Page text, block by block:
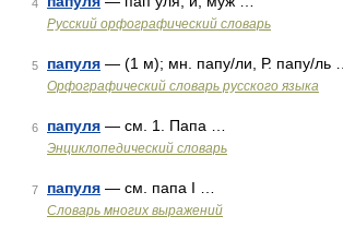
4
Русский орфографический словарь
5 папуля — (1 м); мн. папу/ли, Р. папу/ль …
Орфографический словарь русского языка
6 папуля — см. 1. Папа …
Энциклопедический словарь
7 папуля — см. папа I …
Словарь многих выражений